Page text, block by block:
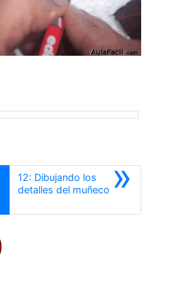
»
12: Dibujando los
detalles del muñeco Siguiente